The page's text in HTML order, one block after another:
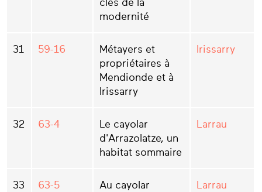
clés de la
modernité
31 59-16
Métayers et
propriétaires à
Mendionde et à
Irissarry
Irissarry
32 63-4
Le cayolar
d'Arrazolatze, un
habitat sommaire
Larrau
33 63-5
Au cayolar
Larrau